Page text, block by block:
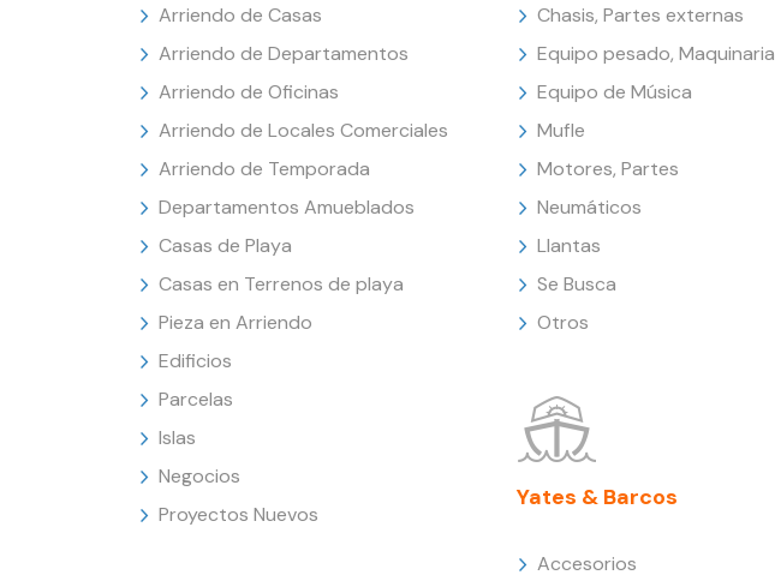
Arriendo de Casas
Arriendo de Departamentos
Arriendo de Oficinas
Arriendo de Locales Comerciales
Arriendo de Temporada
Departamentos Amueblados
Casas de Playa
Casas en Terrenos de playa
Pieza en Arriendo
Edificios
Parcelas
Islas
Negocios
Proyectos Nuevos
Chasis, Partes externas
Equipo pesado, Maquinaria
Equipo de Música
Mufle
Motores, Partes
Neumáticos
Llantas
Se Busca
Otros
Yates & Barcos
Accesorios